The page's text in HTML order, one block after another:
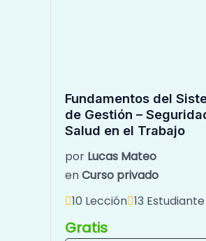
Fundamentos del
de Gestión –
Salud en el Trabajo
por Lucas Mateo
enCurso privado
10 Lección 13 Estudiante
Gratis